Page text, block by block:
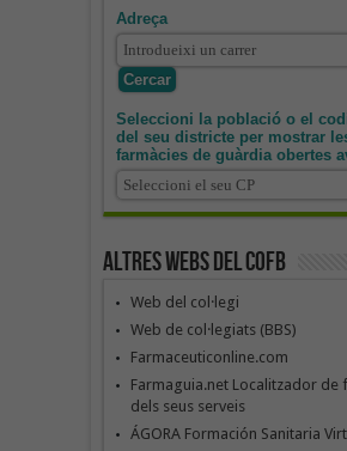
Adreça
Seleccioni la població o el
del seu districte per mostrar
farmàcies de guàrdia obertes
Altres webs del COFB
Web del col·legi
Web de col·legiats (BBS)
Farmaceuticonline.com
Farmaguia.net Localitzador de
dels seus serveis
ÁGORA Formación Sanitaria